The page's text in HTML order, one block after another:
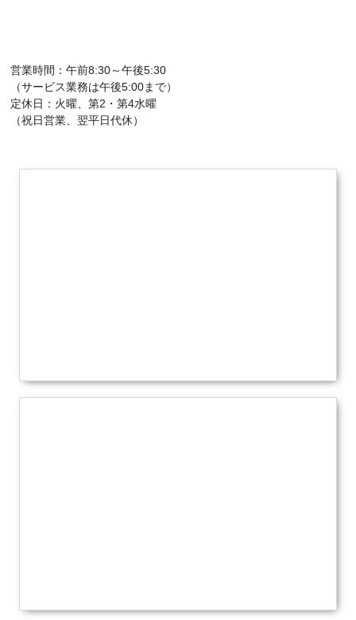
営業時間：午前8:30～午後5:30
（サービス業務は午後5:00まで）
定休日：火曜、第2・第4水曜
（祝日営業、翌平日代休）